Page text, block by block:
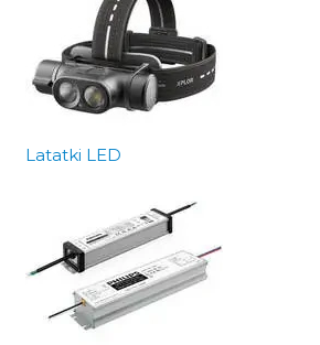
Latatki LED